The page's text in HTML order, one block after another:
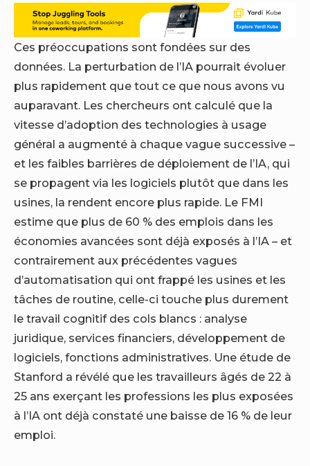
Ces préoccupations sont fondées sur des
données. La perturbation de l’IA pourrait évoluer
plus rapidement que tout ce que nous avons vu
auparavant. Les chercheurs ont calculé que la
vitesse d’adoption des technologies à usage
général a augmenté à chaque vague successive –
et les faibles barrières de déploiement de l’IA, qui
se propagent via les logiciels plutôt que dans les
usines, la rendent encore plus rapide. Le FMI
estime que plus de 60 % des emplois dans les
économies avancées sont déjà exposés à l’IA – et
contrairement aux précédentes vagues
d’automatisation qui ont frappé les usines et les
tâches de routine, celle-ci touche plus durement
le travail cognitif des cols blancs : analyse
juridique, services financiers, développement de
logiciels, fonctions administratives. Une étude de
Stanford a révélé que les travailleurs âgés de 22 à
25 ans exerçant les professions les plus exposées
à l’IA ont déjà constaté une baisse de 16 % de leur
emploi.